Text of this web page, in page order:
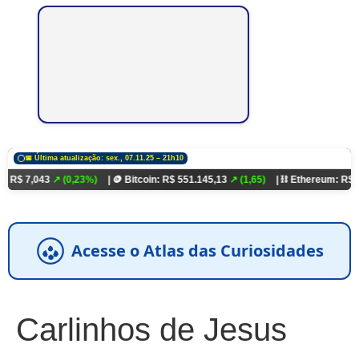
📅 Última atualização: sex., 07.11.25 – 21h10
↗ (0,23%) | 🪙 Bitcoin: R$ 551.145,13↗ (1,65) | ⛓️ Ethereum: R$ 18.321,93
Acesse o Atlas das Curiosidades
Carlinhos de Jesus